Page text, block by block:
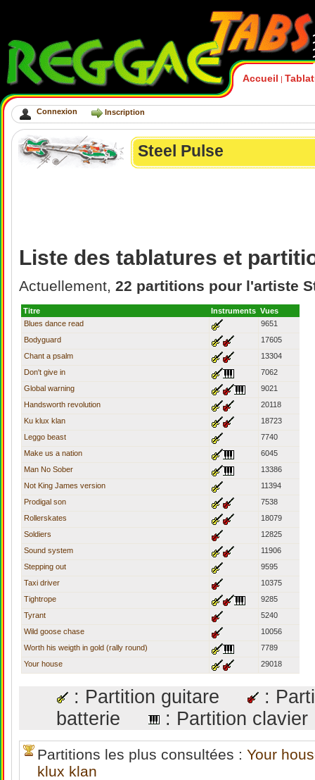
Accueil |
Connexion Inscription
Steel Pulse
Liste des tablatures et
Actuellement, 22 partitions pour l'artiste
Titre Instruments Vues
Blues dance read
9651
Bodyguard
17605
Chant a psalm
13304
Don't give in
7062
Global warning
9021
Handsworth revolution
20118
Ku klux klan
18723
Leggo beast
7740
Make us a nation
6045
Man No Sober
13386
Not King James version
11394
Prodigal son
7538
Rollerskates
18079
Soldiers
12825
Sound system
11906
Stepping out
9595
Taxi driver
10375
Tightrope
9285
Tyrant
5240
Wild goose chase
10056
Worth his weigth in gold (rally round)
7789
Your house
29018
: Partition guitare
:
batterie
: Partition
Partitions les plus consultées : Your
klux klan